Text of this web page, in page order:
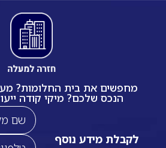
מחפשים את בית החלומות?
הנכס שלכם? מיקי קודה
לקבלת מידע נוסף